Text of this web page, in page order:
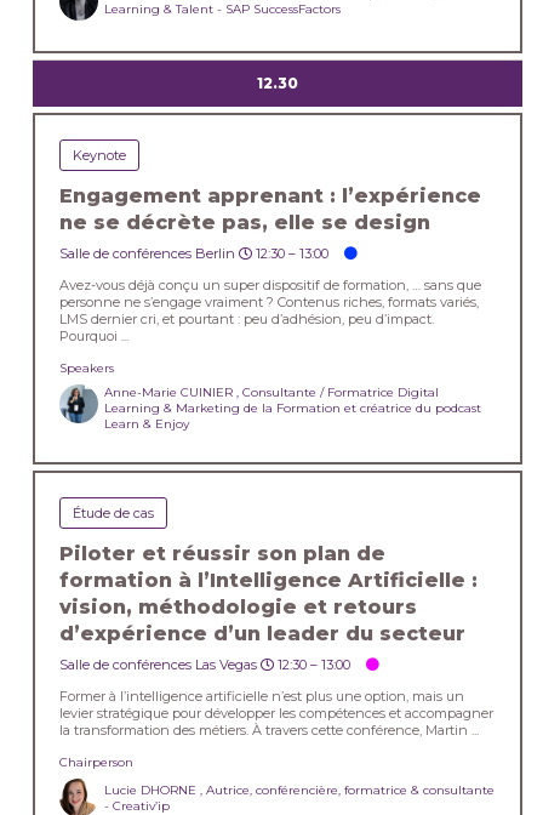
Learning & Talent - SAP SuccessFactors
12.30
Keynote
Engagement apprenant : l’expérience
ne se décrète pas, elle se design
Salle de conférences Berlin 12:30 –13:00
Avez-vous déjà conçu un super dispositif de formation, … sans que
personne ne s’engage vraiment ? Contenus riches, formats variés,
LMS dernier cri, et pourtant : peu d’adhésion, peu d’impact.
Pourquoi ...
Speakers
Anne-Marie CUINIER , Consultante / Formatrice Digital
Learning & Marketing de la Formation et créatrice du podcast
Learn & Enjoy
Étude de cas
Piloter et réussir son plan de
formation à l’Intelligence Artificielle :
vision, méthodologie et retours
d’expérience d’un leader du secteur
Salle de conférences Las Vegas 12:30 –13:00
Former à l’intelligence artificielle n’est plus une option, mais un
levier stratégique pour développer les compétences et accompagner
la transformation des métiers. À travers cette conférence, Martin ...
Chairperson
Lucie DHORNE , Autrice, conférencière, formatrice & consultante
- Creativ’ip